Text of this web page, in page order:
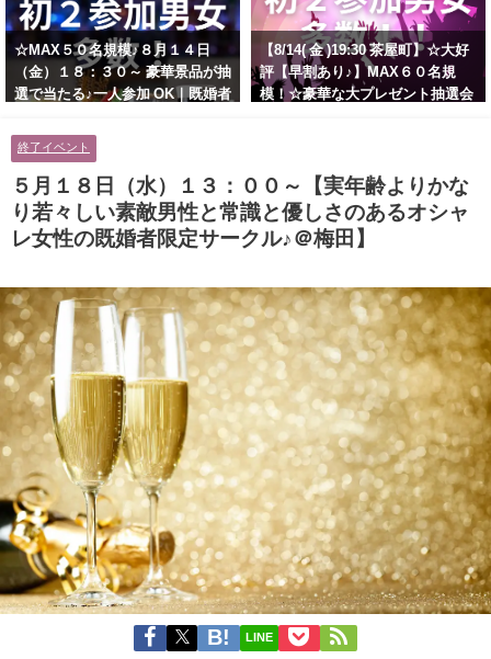
☆MAX５０名規模♪８月１４日
（金）１８：３０～ 豪華景品が抽
選で当たる♪一人参加 OK｜既婚者
に余裕のある健康的なオシャレ男
性と美容好きで優しさのある大人
女性の既婚者限定ビッグパーティ
ー♪＠池袋】
【8/14( 金 )19:30 茶屋町】☆大好
評【早割あり♪】MAX６０名規
模！☆豪華な大プレゼント抽選会
ティー♪＠茶屋町】
終了イベント
５月１８日（水）１３：００～【実年齢よりかな
り若々しい素敵男性と常識と優しさのあるオシャ
レ女性の既婚者限定サークル♪＠梅田】
LINE